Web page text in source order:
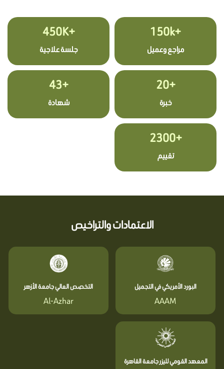
+150k
مراجع وعميل
+450K
جلسة علاجية
+20
خبرة
+43
شهادة
+2300
تقييم
الاعتمادات والتراخيص
البورد الأمريكي في التجميل
AAAM
التخصص العالي جامعة الأزهر
Al-Azhar
المعهد القومي لليزر جامعة القاهرة